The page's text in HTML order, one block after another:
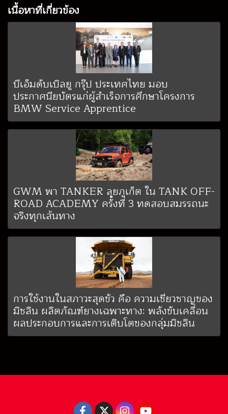
เนื้อหาที่เกี่ยวข้อง
บีเอ็มดับเบิลยู กรุ๊ป ประเทศไทย มอบ
ประกาศนียบัตรแก่ผู้สำเร็จการศึกษาโครงการ
BMW Service Apprentice
GWM พา TANKER ลุยภูเก็ต ใน TANK OFF-
ROAD ACADEMY ครั้งที่ 3 ทดสอบสมรรถนะ
จริงทุกเส้นทาง
การใช้งานในสภาวะสุดขั้ว คือ ความเชี่ยวชาญของ
มิชลิน ผลิตภัณฑ์ยางเฉพาะทาง: พลังขับเคลื่อน
ผลประกอบการและการเติบโตของกลุ่มมิชลิน